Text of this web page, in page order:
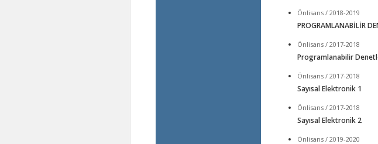
Önlisans / 2018-2019
PROGRAMLANABİLİR
Önlisans / 2017-2018
Programlanabilir
Önlisans / 2017-2018
Sayısal Elektronik 1
Önlisans / 2017-2018
Sayısal Elektronik 2
Önlisans / 2019-2020